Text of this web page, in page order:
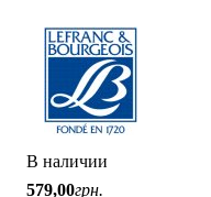
В наличии
579,00грн.